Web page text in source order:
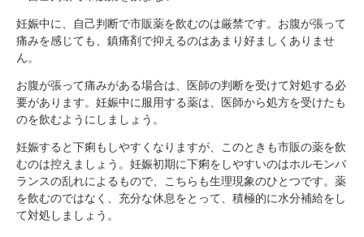
妊娠中に、自己判断で市販薬を飲むのは厳禁です。お腹が張って
痛みを感じても、鎮痛剤で抑えるのはあまり好ましくありませ
ん。
お腹が張って痛みがある場合は、医師の判断を受けて対処する必
要があります。妊娠中に服用する薬は、医師から処方を受けたも
のを飲むようにしましょう。
妊娠すると下痢もしやすくなりますが、このときも市販の薬を飲
むのは控えましょう。妊娠初期に下痢をしやすいのはホルモンバ
ランスの乱れによるもので、こちらも生理現象のひとつです。薬
を飲むのではなく、充分な休息をとって、積極的に水分補給をし
て対処しましょう。